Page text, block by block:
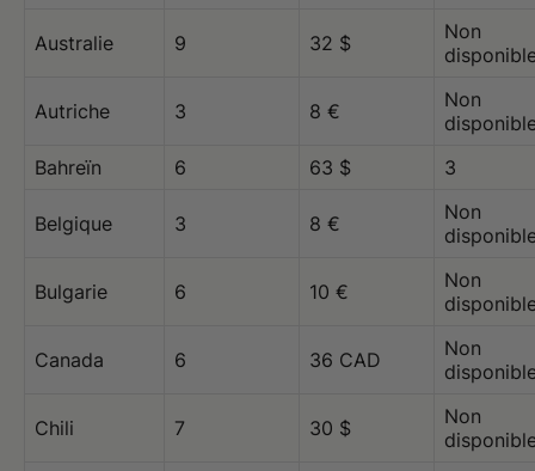
Australie 9 32 $
Non
Autriche 3 8 €
Non
Bahreïn
6 63 $ 3
Belgique 3 8 €
Non
Bulgarie 6 10 €
Non
Canada 6 36 CAD
Non
Chili 7 30 $
Non